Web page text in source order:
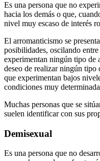
Es una persona que no
hacia los demás o que,
nivel muy escaso de interés
El arromanticismo se
posibilidades, oscilando
experimentan ningún tipo de
deseo de realizar ningún tipo
que experimentan bajos
condiciones muy
Muchas personas que se
suelen identificar con sus
Demisexual
Es una persona que no